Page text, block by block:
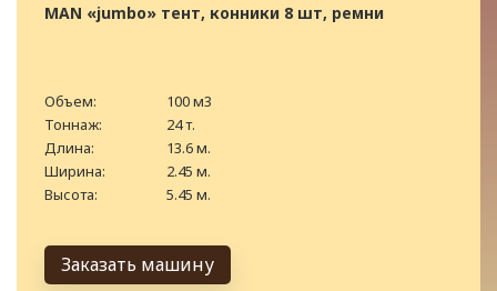
MAN «jumbo» тент, конники 8 шт, ремни
Объем:
100 м3
Тоннаж:
24 т.
Длина:
13.6 м.
Ширина:
2.45 м.
Высота:
5.45 м.
Заказать машину